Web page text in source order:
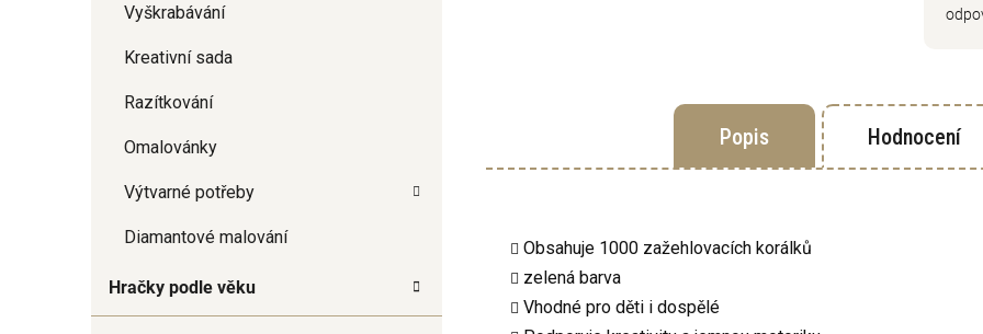
Vyškrabávání
Kreativní sada
Razítkování
Omalovánky
Výtvarné potřeby
Diamantové malování
Hračky podle věku
Popis Hodnocení
Obsahuje 1000 zažehlovacích korálků
zelená barva
Vhodné pro děti i dospělé